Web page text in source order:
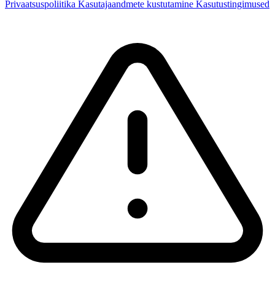
Privaatsuspoliitika Kasutajaandmete kustutamine Kasutustingimused